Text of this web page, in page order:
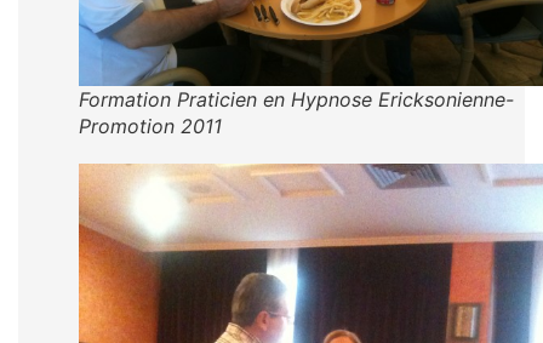
Formation Praticien en Hypnose Ericksonienne-
Promotion 2011